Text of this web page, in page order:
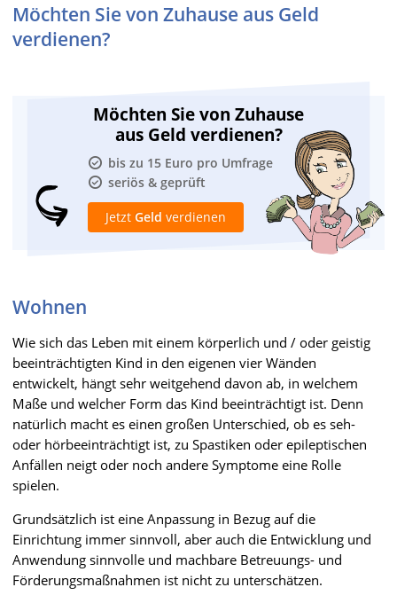
Möchten Sie von Zuhause aus Geld
verdienen?
Möchten Sie von Zuhause
aus Geld verdienen?
bis zu 15 Euro pro Umfrage
seriös & geprüft
Jetzt Geld verdienen
Wohnen
Wie sich das Leben mit einem körperlich und / oder geistig
beeinträchtigten Kind in den eigenen vier Wänden
entwickelt, hängt sehr weitgehend davon ab, in welchem
Maße und welcher Form das Kind beeinträchtigt ist. Denn
natürlich macht es einen großen Unterschied, ob es seh-
oder hörbeeinträchtigt ist, zu Spastiken oder epileptischen
Anfällen neigt oder noch andere Symptome eine Rolle
spielen.
Grundsätzlich ist eine Anpassung in Bezug auf die
Einrichtung immer sinnvoll, aber auch die Entwicklung und
Anwendung sinnvolle und machbare Betreuungs- und
Förderungsmaßnahmen ist nicht zu unterschätzen.